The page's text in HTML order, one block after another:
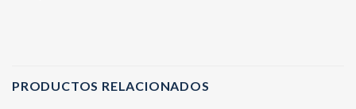
PRODUCTOS RELACIONADOS